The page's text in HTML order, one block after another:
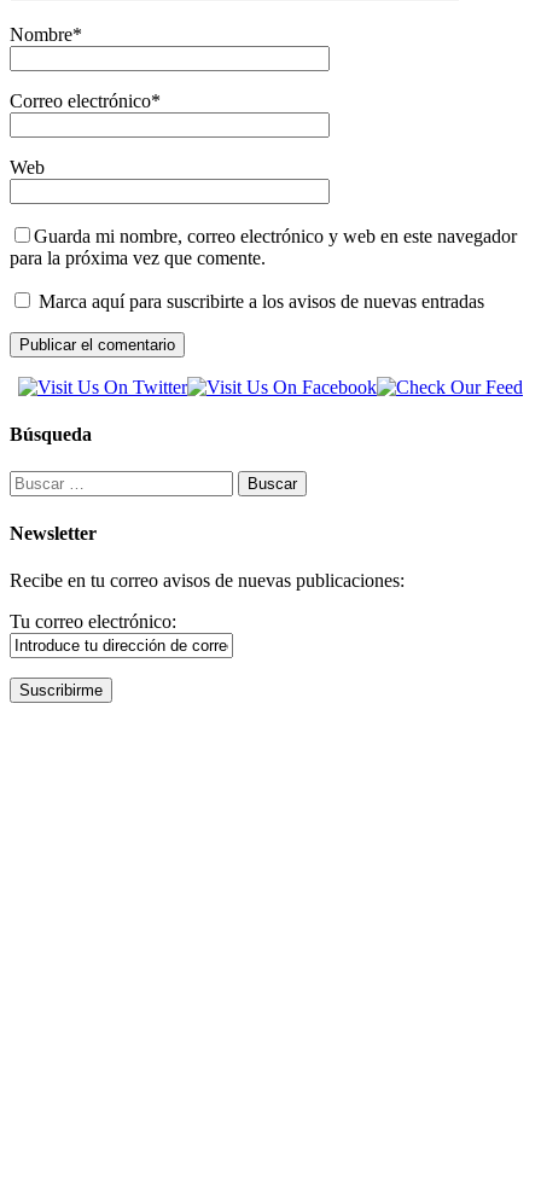
Nombre*
Correo electrónico*
Web
Guarda mi nombre, correo electrónico y web en este navegador
para la próxima vez que comente.
Marca aquí para suscribirte a los avisos de nuevas entradas
Búsqueda
Buscar:
Newsletter
Recibe en tu correo avisos de nuevas publicaciones:
Tu correo electrónico: